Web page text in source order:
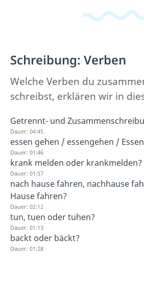
Schreibung: Verben
Welche Verben du
schreibst, erklären wir in
Getrennt- und
Dauer: 04:45
essen gehen / essengehen /
Dauer: 01:46
krank melden oder krankmelden?
Dauer: 01:57
nach hause fahren, nachhause
Hause fahren?
Dauer: 02:12
tun, tuen oder tuhen?
Dauer: 01:13
backt oder bäckt?
Dauer: 01:28